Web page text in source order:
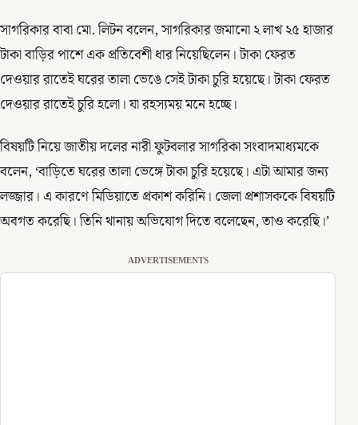
সাগরিকার বাবা মো. লিটন বলেন, সাগরিকার জমানো ২ লাখ ২৫ হাজার
টাকা বাড়ির পাশে এক প্রতিবেশী ধার নিয়েছিলেন। টাকা ফেরত
দেওয়ার রাতেই ঘরের তালা ভেঙে সেই টাকা চুরি হয়েছে। টাকা ফেরত
দেওয়ার রাতেই চুরি হলো। যা রহস্যময় মনে হচ্ছে।
বিষয়টি নিয়ে জাতীয় দলের নারী ফুটবলার সাগরিকা সংবাদমাধ্যমকে
বলেন, ‘বাড়িতে ঘরের তালা ভেঙ্গে টাকা চুরি হয়েছে। এটা আমার জন্য
লজ্জার। এ কারণে মিডিয়াতে প্রকাশ করিনি। জেলা প্রশাসককে বিষয়টি
অবগত করেছি। তিনি থানায় অভিযোগ দিতে বলেছেন, তাও করেছি।’
ADVERTISEMENTS